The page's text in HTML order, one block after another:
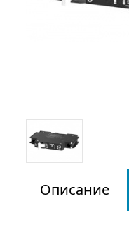
Описание